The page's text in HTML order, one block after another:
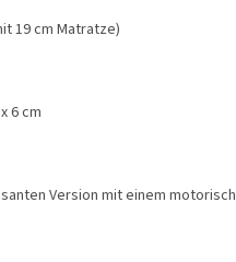
19 cm Matratze)
6 cm
Version mit einem